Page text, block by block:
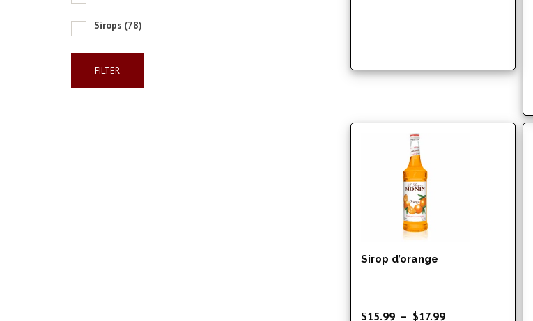
Sirop d’orange
$15.99 – $17.99Plage
Sirops (78)
FILTER